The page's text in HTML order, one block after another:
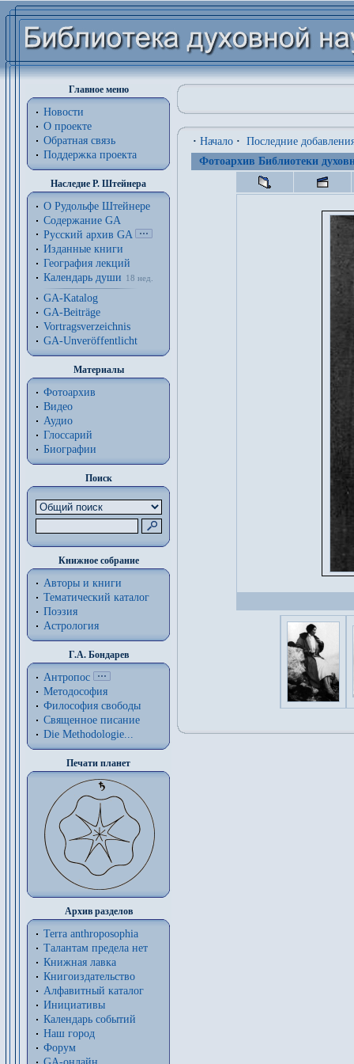
Главное меню
Новости
О проекте
Обратная связь
Поддержка проекта
Наследие Р. Штейнера
О Рудольфе Штейнере
Содержание GA
Русский архив GA
Изданные книги
География лекций
Календарь души
18 нед.
GA-Katalog
GA-Beiträge
Vortragsverzeichnis
GA-Unveröffentlicht
Материалы
Фотоархив
Видео
Аудио
Глоссарий
Биографии
Поиск
Книжное собрание
Авторы и книги
Тематический каталог
Поэзия
Астрология
Г.А. Бондарев
Антропос
Методософия
Философия cвободы
Священное писание
Die Methodologie...
Печати планет
Архив разделов
Terra anthroposophia
Талантам предела нет
Книжная лавка
Книгоиздательство
Алфавитный каталог
Инициативы
Календарь событий
Наш город
Форум
· Начало · Последние
Фотоархив Библиотеки